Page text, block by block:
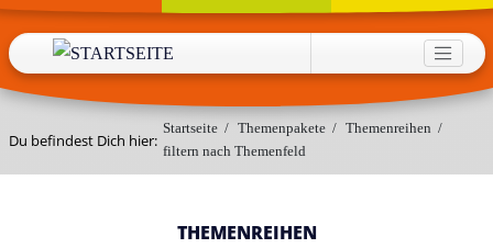
Direkt zum Inhalt
HAUPTNAVIGATION
Du befindest Dich hier:
Startseite / Themenpakete / Themenreihen /
filtern nach Themenfeld
THEMENREIHEN